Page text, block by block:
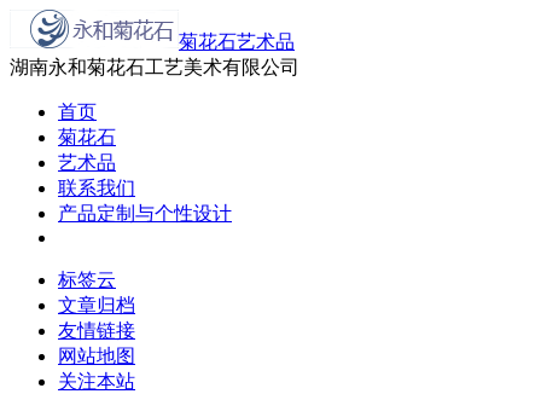
菊花石艺术品
湖南永和菊花石工艺美术有限公司
首页
菊花石
艺术品
联系我们
产品定制与个性设计
标签云
文章归档
友情链接
网站地图
关注本站